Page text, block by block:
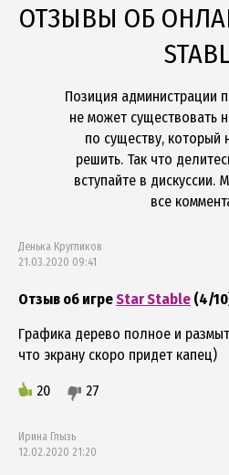
ОТЗЫВЫ ОБ
Позиция администрации
не может существовать
по существу, который
решить. Так что
вступайте в дискуссии.
все
Денька Кругликов
21.03.2020 09:41
Отзыв об игреStar Stable (4/
Графика дерево полное и
что экрану скоро придет капец)
20 27
Ирина Глызь
12.02.2020 21:20